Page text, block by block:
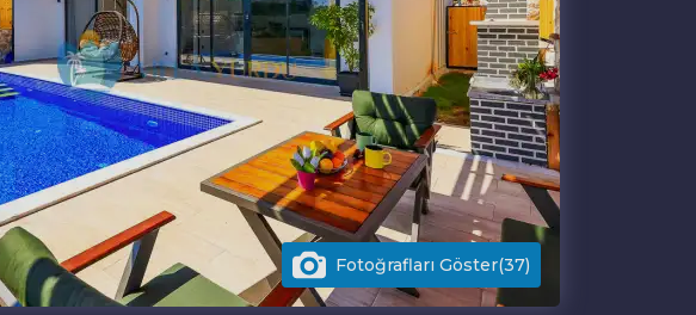
Fotoğrafları Göster(37)